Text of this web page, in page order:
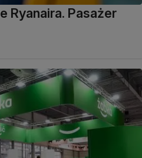
Ryanaira. Pasażer